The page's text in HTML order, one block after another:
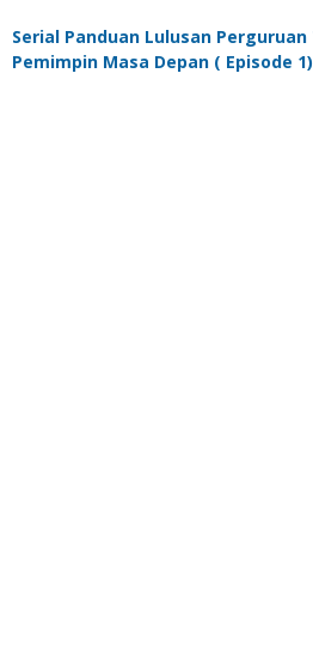
Serial Panduan Lulusan
Pemimpin Masa Depan ( Episode 1)